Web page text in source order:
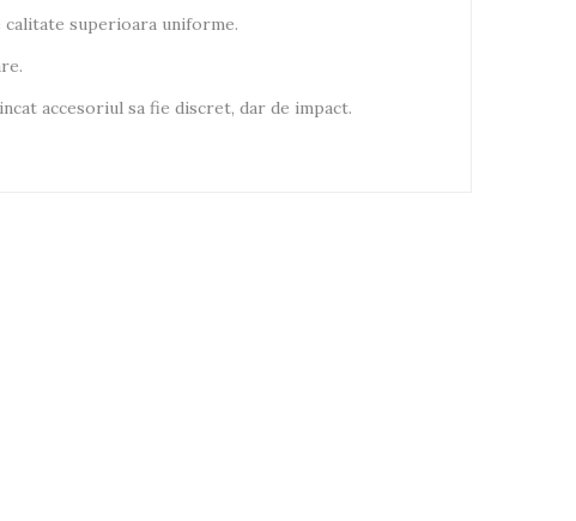
superioara uniforme.
accesoriul sa fie discret, dar de impact.